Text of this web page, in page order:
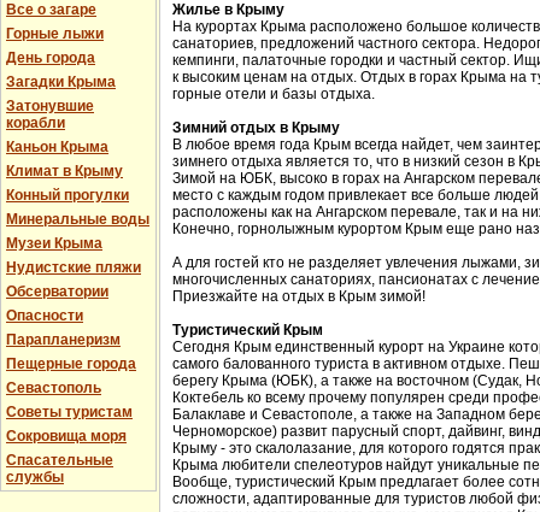
Все о загаре
Горные лыжи
День города
Загадки Крыма
Затонувшие
корабли
Каньон Крыма
Климат в Крыму
Конный прогулки
Минеральные воды
Музеи Крыма
Нудистские пляжи
Обсерватории
Опасности
Парапланеризм
Пещерные города
Севастополь
Советы туристам
Сокровища моря
Спасательные
службы
Жилье в Крыму
На курортах Крыма расположено большое
санаториев, предложений частного сектора.
кемпинги, палаточные городки и частный сектор.
к высоким ценам на отдых. Отдых в горах Крыма на
горные отели и базы отдыха.
Зимний отдых в Крыму
В любое время года Крым всегда найдет, чем
зимнего отдыха является то, что в низкий сезон в
Зимой на ЮБК, высоко в горах на Ангарском
место с каждым годом привлекает все больше
расположены как на Ангарском перевале, так и на
Конечно, горнолыжным курортом Крым еще рано
А для гостей кто не разделяет увлечения лыжами,
многочисленных санаториях, пансионатах с
Приезжайте на отдых в Крым зимой!
Туристический Крым
Сегодня Крым единственный курорт на Украине
самого балованного туриста в активном отдыхе.
берегу Крыма (ЮБК), а также на восточном (Судак,
Коктебель ко всему прочему популярен среди
Балаклаве и Севастополе, а также на Западном
Черноморское) развит парусный спорт, дайвинг,
Крыму - это скалолазание, для которого годятся
Крыма любители спелеотуров найдут уникальные
Вообще, туристический Крым предлагает более
сложности, адаптированные для туристов любой